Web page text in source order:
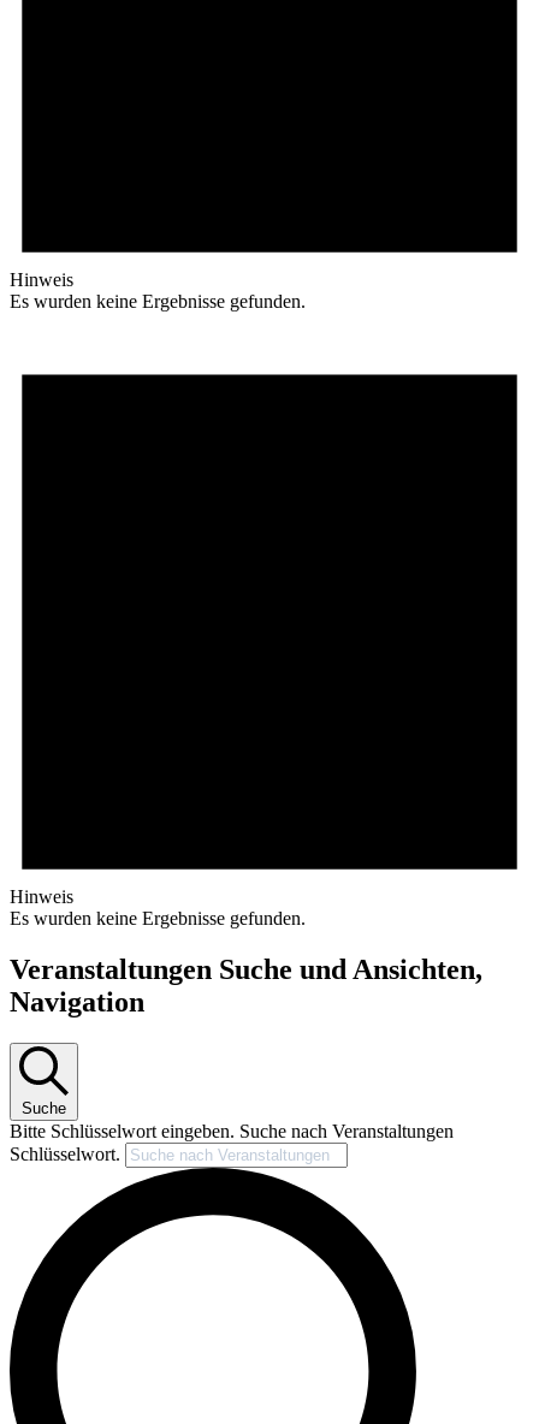
Hinweis
Es wurden keine Ergebnisse gefunden.
Hinweis
Es wurden keine Ergebnisse gefunden.
Veranstaltungen Suche und Ansichten,
Navigation
Suche
Bitte Schlüsselwort eingeben. Suche nach Veranstaltungen
Schlüsselwort.